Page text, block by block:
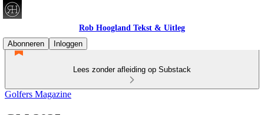
Rob Hoogland Tekst & Uitleg
Abonneren
Inloggen
Lees zonder afleiding op Substack
Golfers Magazine